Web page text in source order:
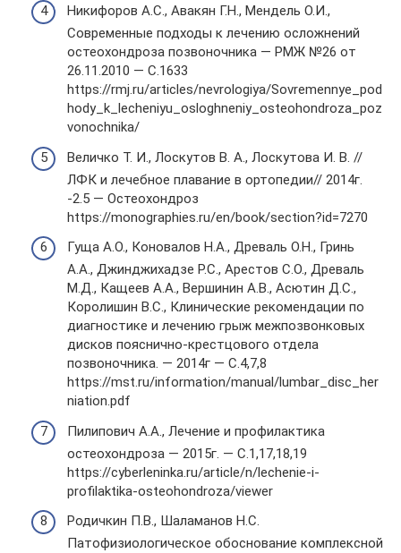
Никифоров А.С., Авакян Г.Н., Мендель О.И.,
Современные подходы к лечению осложнений
остеохондроза позвоночника — РМЖ №26 от
26.11.2010 — С.1633
https://rmj.ru/articles/nevrologiya/Sovremennye_pod
hody_k_lecheniyu_osloghneniy_osteohondroza_poz
vonochnika/
Величко Т. И., Лоскутов В. А., Лоскутова И. В. //
ЛФК и лечебное плавание в ортопедии// 2014г.
-2.5 — Остеохондроз
https://monographies.ru/en/book/section?id=7270
Гуща А.О., Коновалов Н.А., Древаль О.Н., Гринь
А.А., Джинджихадзе Р.С., Арестов С.О., Древаль
М.Д., Кащеев А.А., Вершинин А.В., Асютин Д.С.,
Королишин В.С., Клинические рекомендации по
диагностике и лечению грыж межпозвонковых
дисков пояснично-крестцового отдела
позвоночника. — 2014г — С.4,7,8
https://mst.ru/information/manual/lumbar_disc_her
niation.pdf
Пилипович А.А., Лечение и профилактика
остеохондроза — 2015г. — С.1,17,18,19
https://cyberleninka.ru/article/n/lechenie-i-
profilaktika-osteohondroza/viewer
Родичкин П.В., Шаламанов Н.С.
Патофизиологическое обоснование комплексной